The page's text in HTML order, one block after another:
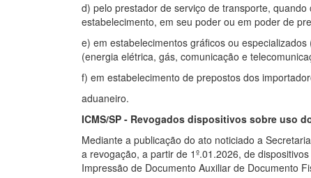
d) pelo prestador de serviço de transporte,
estabelecimento, em seu poder ou em poder de
e) em estabelecimentos gráficos ou
(energia elétrica, gás, comunicação e
f) em estabelecimento de prepostos dos
aduaneiro.
ICMS/SP - Revogados dispositivos sobre uso
Mediante a publicação do ato noticiado a
a revogação, a partir de 1º.01.2026, de
Impressão de Documento Auxiliar de Documento